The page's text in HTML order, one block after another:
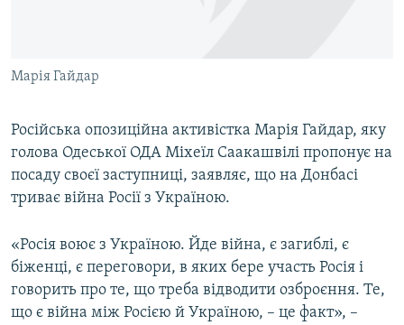
УКРАЇНСЬКА ПРОБЛЕМА КРИМУ
Усі сайти RFE/RL
Марія Гайдар
Російська опозиційна активістка Марія Гайдар, яку
голова Одеської ОДА Міхеїл Саакашвілі пропонує на
посаду своєї заступниці, заявляє, що на Донбасі
триває війна Росії з Україною.
«Росія воює з Україною. Йде війна, є загиблі, є
біженці, є переговори, в яких бере участь Росія і
говорить про те, що треба відводити озброєння. Те,
що є війна між Росією й Україною, – це факт», –